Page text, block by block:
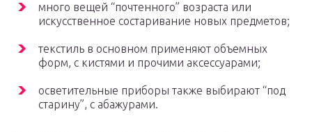
много вещей “почтенного” возраста или
искусственное состаривание новых предметов;
текстиль в основном применяют объемных
форм, с кистями и прочими аксессуарами;
осветительные приборы также выбирают “под
старину”, с абажурами.